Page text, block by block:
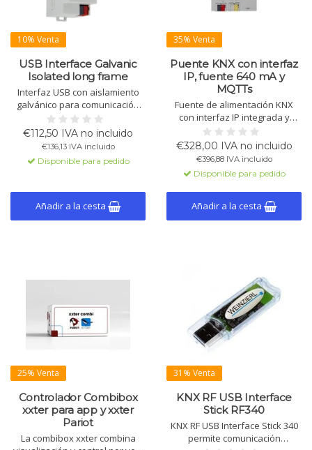
10% Venta
USB Interface Galvanic
Isolated long frame
Interfaz USB con aislamiento
galvánico para comunicación
bidireccional con el bus KNX.
Diseño moderno long frame,
soporta hasta 220 bytes APDU y
es apto para riel DIN. IP20.
€112,50 IVA no incluido
€136,13 IVA incluido
Disponible para pedido
Añadir a la cesta
35% Venta
Puente KNX con interfaz
IP, fuente 640 mA y
MQTTs
Fuente de alimentación KNX
con interfaz IP integrada y
MQTTs (“MQTT Secure”) para
comunicación IoT segura.
Ofrece 640 mA (KNX + AUX) y
soporte para KNX Data Secure.
€328,00 IVA no incluido
€396,88 IVA incluido
Disponible para pedido
Añadir a la cesta
25% Venta
Controlador Combibox
xxter para app y xxter
Pariot
La combibox xxter combina
31% Venta
KNX RF USB Interface
Stick RF340
KNX RF USB Interface Stick 340
permite comunicación